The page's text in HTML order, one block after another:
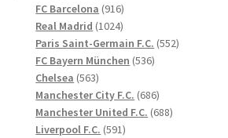
produkter
FC Barcelona 916916
produkter
Real Madrid 10241024
produkter
Paris Saint-Germain F.C. 552552
FC Bayern München 536536
Chelsea 563563
produkter
Manchester City F.C. 686686
produkter
Manchester United F.C. 688688
Liverpool F.C. 591591